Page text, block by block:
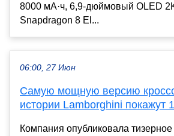
8000 мА·ч, 6,9-дюймовый OLED
Snapdragon 8 El...
06:00, 27 Июн
Самую мощную версию
истории Lamborghini покажут
Компания опубликовала